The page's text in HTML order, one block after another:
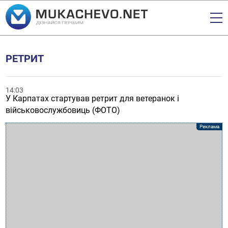
РЕТРИТ
14:03
У Карпатах стартував ретрит для ветеранок і
військовослужбовиць (ФОТО)